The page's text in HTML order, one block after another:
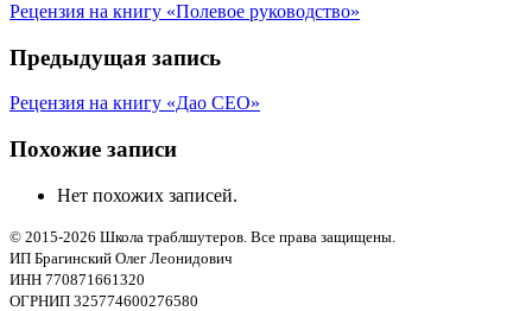
Рецензия на книгу «Полевое руководство»
Предыдущая запись
Рецензия на книгу «Дао СЕО»
Похожие записи
Нет похожих записей.
© 2015-2026 Школа траблшутеров. Все права защищены.
ИП Брагинский Олег Леонидович
ИНН 770871661320
ОГРНИП 325774600276580